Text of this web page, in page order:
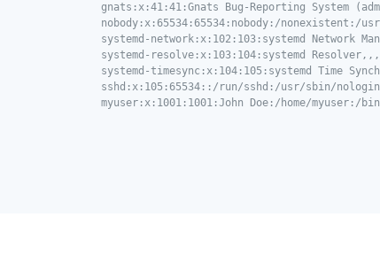
gnats:x:41:41:Gnats Bug-Reporting System
nobody:x:65534:65534:nobody:/nonexistent:/
systemd-network:x:102:103:systemd Network
systemd-resolve:x:103:104:systemd
systemd-timesync:x:104:105:systemd Time
sshd:x:105:65534::/run/sshd:/usr/sbin/nologin
myuser:x:1001:1001:John Doe:/home/myuser:/